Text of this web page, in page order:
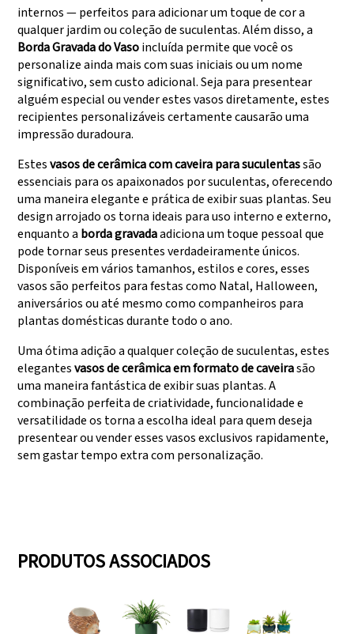
internos — perfeitos para adicionar um toque de cor a
qualquer jardim ou coleção de suculentas. Além disso, a
Borda Gravada do Vasoincluída permite que você os
personalize ainda mais com suas iniciais ou um nome
significativo, sem custo adicional. Seja para presentear
alguém especial ou vender estes vasos diretamente, estes
recipientes personalizáveis certamente causarão uma
impressão duradoura.
Estesvasos de cerâmica com caveira para suculentassão
essenciais para os apaixonados por suculentas, oferecendo
uma maneira elegante e prática de exibir suas plantas. Seu
design arrojado os torna ideais para uso interno e externo,
enquanto a borda gravadaadiciona um toque pessoal que
pode tornar seus presentes verdadeiramente únicos.
Disponíveis em vários tamanhos, estilos e cores, esses
vasos são perfeitos para festas como Natal, Halloween,
aniversários ou até mesmo como companheiros para
plantas domésticas durante todo o ano.
Uma ótima adição a qualquer coleção de suculentas, estes
elegantesvasos de cerâmica em formato de caveirasão
uma maneira fantástica de exibir suas plantas. A
combinação perfeita de criatividade, funcionalidade e
versatilidade os torna a escolha ideal para quem deseja
presentear ou vender esses vasos exclusivos rapidamente,
sem gastar tempo extra com personalização.
PRODUTOS ASSOCIADOS